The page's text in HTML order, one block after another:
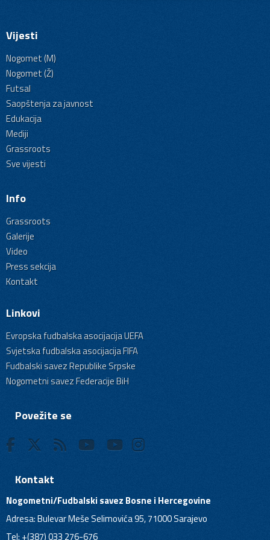
Vijesti
Nogomet (M)
Nogomet (Ž)
Futsal
Saopštenja za javnost
Edukacija
Mediji
Grassroots
Sve vijesti
Info
Grassroots
Galerije
Video
Press sekcija
Kontakt
Linkovi
Evropska fudbalska asocijacija UEFA
Svjetska fudbalska asocijacija FIFA
Fudbalski savez Republike Srpske
Nogometni savez Federacije BiH
Povežite se
Kontakt
Nogometni/Fudbalski savez Bosne i Hercegovine
Adresa: Bulevar Meše Selimovića 95, 71000 Sarajevo
Tel: +(387) 033 276-676